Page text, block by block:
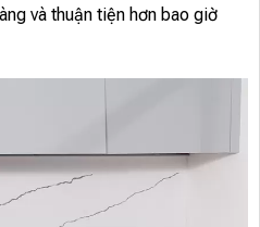
và thuận tiện hơn bao giờ